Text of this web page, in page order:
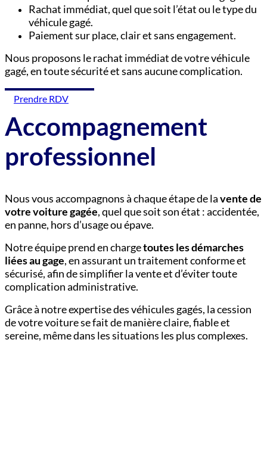
Rachat immédiat, quel que soit l’état ou le type du
véhicule gagé.
Paiement sur place, clair et sans engagement.
Nous proposons le rachat immédiat de votre véhicule
gagé, en toute sécurité et sans aucune complication.
Prendre RDV
Accompagnement
professionnel
Nous vous accompagnons à chaque étape de lavente de
votre voiture gagée, quel que soit son état : accidentée,
en panne, hors d’usage ou épave.
Notre équipe prend en chargetoutes les démarches
liées au gage, en assurant un traitement conforme et
sécurisé, afin de simplifier la vente et d’éviter toute
complication administrative.
Grâce à notre expertise des véhicules gagés, la cession
de votre voiture se fait de manière claire, fiable et
sereine, même dans les situations les plus complexes.